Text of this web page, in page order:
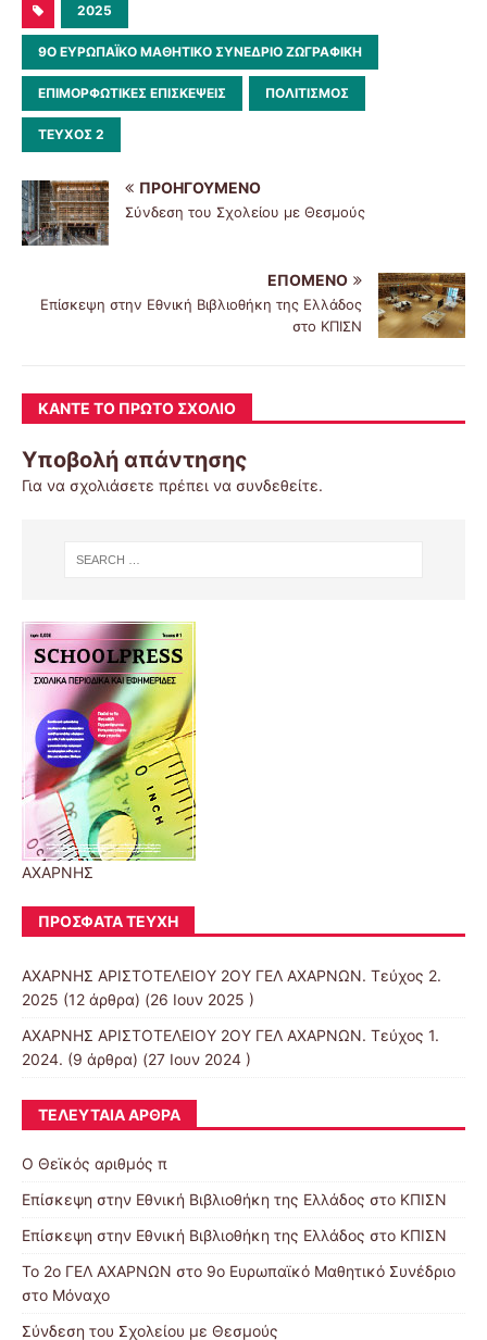
2025
9Ο ΕΥΡΩΠΑΪΚΌ ΜΑΘΗΤΙΚΌ ΣΥΝΈΔΡΙΟ ΖΩΓΡΑΦΙΚΉ
ΕΠΙΜΟΡΦΩΤΙΚΈΣ ΕΠΙΣΚΈΨΕΙΣ ΠΟΛΙΤΙΣΜΌΣ
ΤΕΎΧΟΣ 2
ΠΡΟΗΓΟΎΜΕΝΟ
Σύνδεση του Σχολείου με Θεσμούς
ΕΠΌΜΕΝΟ
Επίσκεψη στην Εθνική Βιβλιοθήκη της Ελλάδος
στο ΚΠΙΣΝ
ΚΆΝΤΕ ΤΟ ΠΡΏΤΟ ΣΧΌΛΙΟ
Υποβολή απάντησης
Για να σχολιάσετε πρέπει να συνδεθείτε.
ΑΧΑΡΝΗΣ
ΠΡΌΣΦΑΤΑ ΤΕΎΧΗ
ΑΧΑΡΝΗΣ ΑΡΙΣΤΟΤΕΛΕΙΟΥ 2ΟΥ ΓΕΛ ΑΧΑΡΝΩΝ. Τεύχος 2.
2025 (12 άρθρα) (26 Ιουν 2025 )
ΑΧΑΡΝΗΣ ΑΡΙΣΤΟΤΕΛΕΙΟΥ 2ΟΥ ΓΕΛ ΑΧΑΡΝΩΝ. Τεύχος 1.
2024. (9 άρθρα) (27 Ιουν 2024 )
ΤΕΛΕΥΤΑΊΑ ΆΡΘΡΑ
Ο Θεϊκός αριθμός π
Επίσκεψη στην Εθνική Βιβλιοθήκη της Ελλάδος στο ΚΠΙΣΝ
Επίσκεψη στην Εθνική Βιβλιοθήκη της Ελλάδος στο ΚΠΙΣΝ
To 2ο ΓΕΛ ΑΧΑΡΝΩΝ στο 9ο Ευρωπαϊκό Μαθητικό Συνέδριο
στο Μόναχο
Σύνδεση του Σχολείου με Θεσμούς